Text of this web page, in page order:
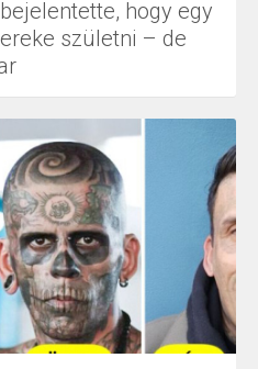
hogy egy
születni – de